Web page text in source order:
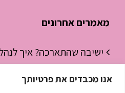
אנו מכבדים את פרטיותך
מאמרים אחרונים
ישיבה שהתארכה? איך
חצי יום עבודה